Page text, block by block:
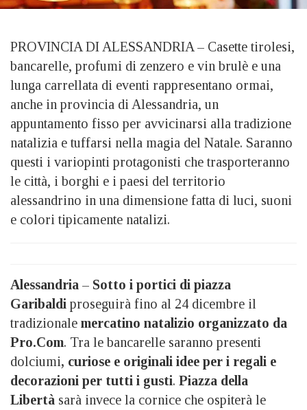
PROVINCIA DI ALESSANDRIA – Casette tirolesi,
bancarelle, profumi di zenzero e vin brulè e una
lunga carrellata di eventi rappresentano ormai,
anche in provincia di Alessandria, un
appuntamento fisso per avvicinarsi alla tradizione
natalizia e tuffarsi nella magia del Natale. Saranno
questi i variopinti protagonisti che trasporteranno
le città, i borghi e i paesi del territorio
alessandrino in una dimensione fatta di luci, suoni
e colori tipicamente natalizi.
Alessandria – Sotto i portici di piazza
Garibaldi proseguirà fino al 24 dicembre il
tradizionale mercatino natalizio organizzato da
Pro.Com. Tra le bancarelle saranno presenti
dolciumi, curiose e originali idee per i regali e
decorazioni per tutti i gusti. Piazza della
Libertà sarà invece la cornice che ospiterà le